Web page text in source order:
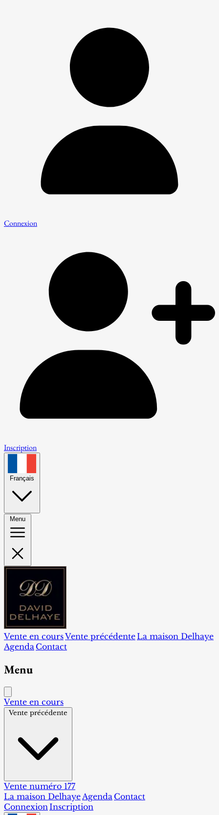
Connexion
Inscription
Français
Menu
Vente en coursVente précédente La maison Delhaye
Agenda Contact
Menu
Vente en cours
Vente précédente
Vente numéro 177
La maison DelhayeAgenda Contact
ConnexionInscription